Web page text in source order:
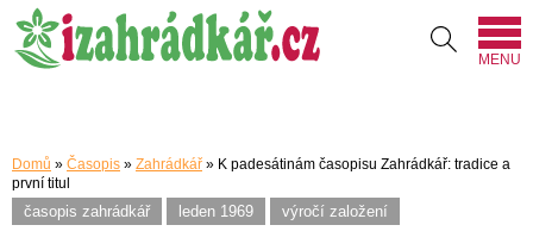
MENU
Domů » Časopis » Zahrádkář » K padesátinám časopisu Zahrádkář: tradice a
první titul
časopis zahrádkář leden 1969 výročí založení